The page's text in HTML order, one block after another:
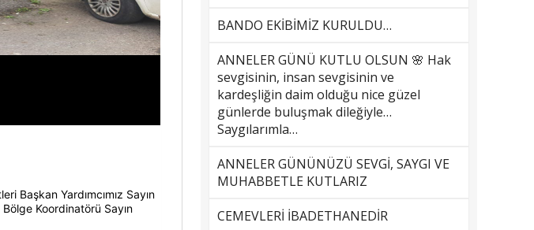
Başkan Yardımcımız Sayın
Koordinatörü Sayın
BANDO EKİBİMİZ KURULDU…
ANNELER GÜNÜ KUTLU OLSUN 🌸 Hak
sevgisinin, insan sevgisinin ve
kardeşliğin daim olduğu nice güzel
günlerde buluşmak dileğiyle…
Saygılarımla…
ANNELER GÜNÜNÜZÜ SEVGİ, SAYGI VE
MUHABBETLE KUTLARIZ
CEMEVLERİ İBADETHANEDİR